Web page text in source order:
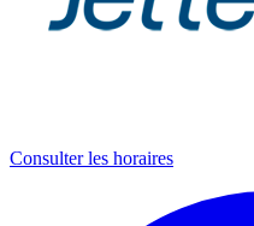
Consulter les horaires